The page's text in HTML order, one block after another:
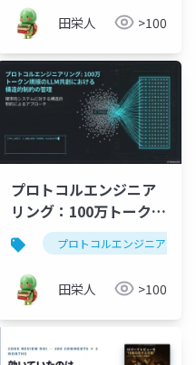
田栄人 >100
生成ai プロンプト
プロトコルエンジニア
リング：100万トークン
の共創における構造的
制約の管理
プロトコルエンジニアリン
田栄人 >100